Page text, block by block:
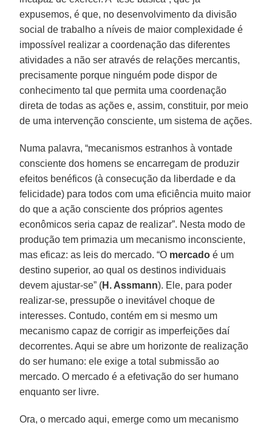
expusemos, é que, no desenvolvimento da divisão
social de trabalho a níveis de maior complexidade é
impossível realizar a coordenação das diferentes
atividades a não ser através de relações mercantis,
precisamente porque ninguém pode dispor de
conhecimento tal que permita uma coordenação
direta de todas as ações e, assim, constituir, por meio
de uma intervenção consciente, um sistema de ações.
Numa palavra, “mecanismos estranhos à vontade
consciente dos homens se encarregam de produzir
efeitos benéficos (à consecução da liberdade e da
felicidade) para todos com uma eficiência muito maior
do que a ação consciente dos próprios agentes
econômicos seria capaz de realizar”. Nesta modo de
produção tem primazia um mecanismo inconsciente,
mas eficaz: as leis do mercado. “O mercado é um
destino superior, ao qual os destinos individuais
devem ajustar-se” (H. Assmann). Ele, para poder
realizar-se, pressupõe o inevitável choque de
interesses. Contudo, contém em si mesmo um
mecanismo capaz de corrigir as imperfeições daí
decorrentes. Aqui se abre um horizonte de realização
do ser humano: ele exige a total submissão ao
mercado. O mercado é a efetivação do ser humano
enquanto ser livre.
Ora, o mercado aqui, emerge como um mecanismo